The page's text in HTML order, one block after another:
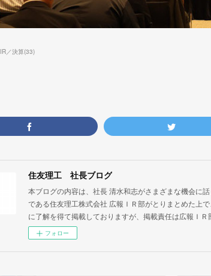
IR／決算(33)
住友理工 社長ブログ
本ブログの内容は、社長 清水和志がさまざまな機会に
である住友理工株式会社 広報ＩＲ部がとりまとめた上
に了解を得て掲載しておりますが、掲載責任は広報ＩＲ
フォロー